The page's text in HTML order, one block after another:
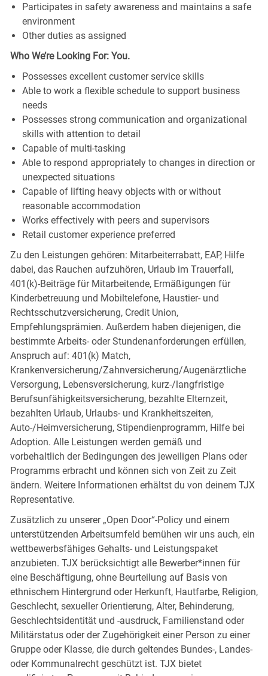
Participates in safety awareness and maintains a safe
environment
Other duties as assigned
Who We’re Looking For: You.
Possesses excellent customer service skills
Able to work a flexible schedule to support business
needs
Possesses strong communication and organizational
skills with attention to detail
Capable of multi-tasking
Able to respond appropriately to changes in direction or
unexpected situations
Capable of lifting heavy objects with or without
reasonable accommodation
Works effectively with peers and supervisors
Retail customer experience preferred
Zu den Leistungen gehören: Mitarbeiterrabatt, EAP, Hilfe
dabei, das Rauchen aufzuhören, Urlaub im Trauerfall,
401(k)-Beiträge für Mitarbeitende, Ermäßigungen für
Kinderbetreuung und Mobiltelefone, Haustier- und
Rechtsschutzversicherung, Credit Union,
Empfehlungsprämien. Außerdem haben diejenigen, die
bestimmte Arbeits- oder Stundenanforderungen erfüllen,
Anspruch auf: 401(k) Match,
Krankenversicherung/Zahnversicherung/Augenärztliche
Versorgung, Lebensversicherung, kurz-/langfristige
Berufsunfähigkeitsversicherung, bezahlte Elternzeit,
bezahlten Urlaub, Urlaubs- und Krankheitszeiten,
Auto-/Heimversicherung, Stipendienprogramm, Hilfe bei
Adoption. Alle Leistungen werden gemäß und
vorbehaltlich der Bedingungen des jeweiligen Plans oder
Programms erbracht und können sich von Zeit zu Zeit
ändern. Weitere Informationen erhältst du von deinem TJX
Representative.
Zusätzlich zu unserer „Open Door“-Policy und einem
unterstützenden Arbeitsumfeld bemühen wir uns auch, ein
wettbewerbsfähiges Gehalts- und Leistungspaket
anzubieten. TJX berücksichtigt alle Bewerber*innen für
eine Beschäftigung, ohne Beurteilung auf Basis von
ethnischem Hintergrund oder Herkunft, Hautfarbe, Religion,
Geschlecht, sexueller Orientierung, Alter, Behinderung,
Geschlechtsidentität und -ausdruck, Familienstand oder
Militärstatus oder der Zugehörigkeit einer Person zu einer
Gruppe oder Klasse, die durch geltendes Bundes-, Landes-
oder Kommunalrecht geschützt ist. TJX bietet